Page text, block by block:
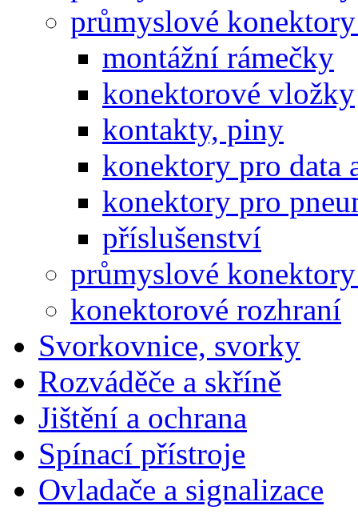
průmyslové
montážní rámečky
konektorové vložky
kontakty, piny
konektory pro data
konektory pro
příslušenství
průmyslové
konektorové rozhraní
Svorkovnice, svorky
Rozváděče a skříně
Jištění a ochrana
Spínací přístroje
Ovladače a signalizace